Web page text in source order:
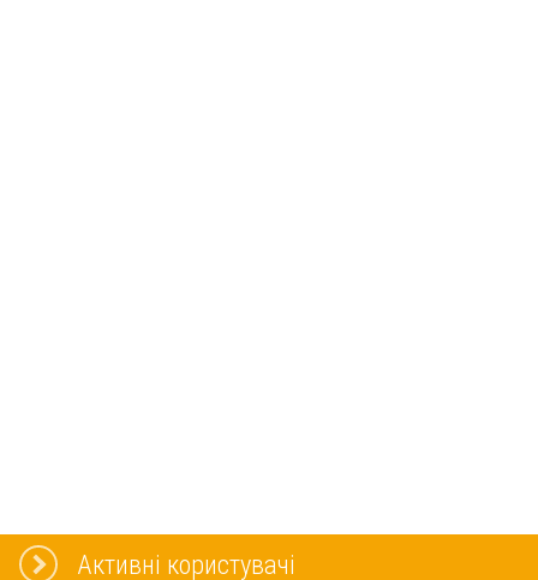
Активні користувачі